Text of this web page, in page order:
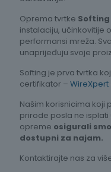
Oprema tvrtke Softing
instalaciju, učinkovitije
performansi mreža.
unaprijeđuju svoje
Softing je prva tvrtka
certifikator – WireXpert
Našim korisnicima koji
prirode posla ne isplati
opreme osigurali
dostupni za najam.
Kontaktirajte nas za